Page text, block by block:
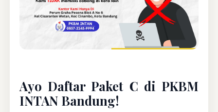
Ayo Daftar Paket C di PKBM
INTAN Bandung!